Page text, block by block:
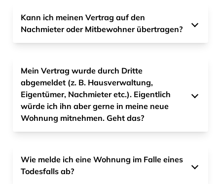
Kann ich meinen Vertrag auf den
Nachmieter oder Mitbewohner übertragen?
Mein Vertrag wurde durch Dritte
abgemeldet (z. B. Hausverwaltung,
Eigentümer, Nachmieter etc.). Eigentlich
würde ich ihn aber gerne in meine neue
Wohnung mitnehmen. Geht das?
Wie melde ich eine Wohnung im Falle eines
Todesfalls ab?